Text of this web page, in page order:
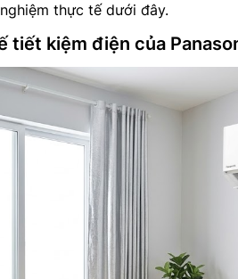
thực tế dưới đây.
tiết kiệm điện của